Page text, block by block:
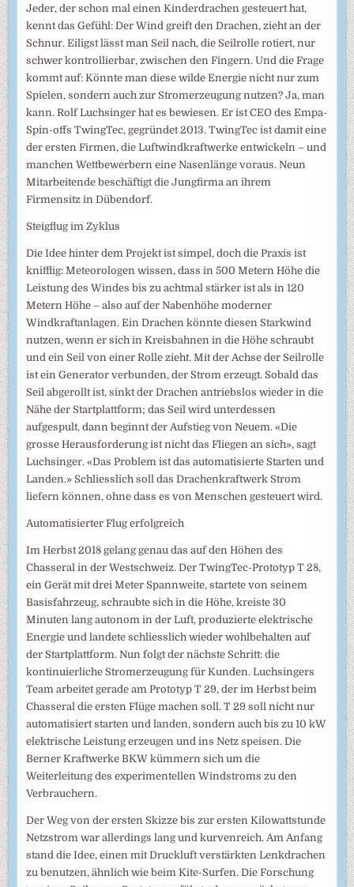
Jeder, der schon mal einen Kinderdrachen gesteuert hat,
kennt das Gefühl: Der Wind greift den Drachen, zieht an der
Schnur. Eiligst lässt man Seil nach, die Seilrolle rotiert, nur
schwer kontrollierbar, zwischen den Fingern. Und die Frage
kommt auf: Könnte man diese wilde Energie nicht nur zum
Spielen, sondern auch zur Stromerzeugung nutzen? Ja, man
kann. Rolf Luchsinger hat es bewiesen. Er ist CEO des Empa-
Spin-offs TwingTec, gegründet 2013. TwingTec ist damit eine
der ersten Firmen, die Luftwindkraftwerke entwickeln – und
manchen Wettbewerbern eine Nasenlänge voraus. Neun
Mitarbeitende beschäftigt die Jungfirma an ihrem
Firmensitz in Dübendorf.
Steigflug im Zyklus
Die Idee hinter dem Projekt ist simpel, doch die Praxis ist
knifflig: Meteorologen wissen, dass in 500 Metern Höhe die
Leistung des Windes bis zu achtmal stärker ist als in 120
Metern Höhe – also auf der Nabenhöhe moderner
Windkraftanlagen. Ein Drachen könnte diesen Starkwind
nutzen, wenn er sich in Kreisbahnen in die Höhe schraubt
und ein Seil von einer Rolle zieht. Mit der Achse der Seilrolle
ist ein Generator verbunden, der Strom erzeugt. Sobald das
Seil abgerollt ist, sinkt der Drachen antriebslos wieder in die
Nähe der Startplattform; das Seil wird unterdessen
aufgespult, dann beginnt der Aufstieg von Neuem. «Die
grosse Herausforderung ist nicht das Fliegen an sich», sagt
Luchsinger. «Das Problem ist das automatisierte Starten und
Landen.» Schliesslich soll das Drachenkraftwerk Strom
liefern können, ohne dass es von Menschen gesteuert wird.
Automatisierter Flug erfolgreich
Im Herbst 2018 gelang genau das auf den Höhen des
Chasseral in der Westschweiz. Der TwingTec-Prototyp T 28,
ein Gerät mit drei Meter Spannweite, startete von seinem
Basisfahrzeug, schraubte sich in die Höhe, kreiste 30
Minuten lang autonom in der Luft, produzierte elektrische
Energie und landete schliesslich wieder wohlbehalten auf
der Startplattform. Nun folgt der nächste Schritt: die
kontinuierliche Stromerzeugung für Kunden. Luchsingers
Team arbeitet gerade am Prototyp T 29, der im Herbst beim
Chasseral die ersten Flüge machen soll. T 29 soll nicht nur
automatisiert starten und landen, sondern auch bis zu 10 kW
elektrische Leistung erzeugen und ins Netz speisen. Die
Berner Kraftwerke BKW kümmern sich um die
Weiterleitung des experimentellen Windstroms zu den
Verbrauchern.
Der Weg von der ersten Skizze bis zur ersten Kilowattstunde
Netzstrom war allerdings lang und kurvenreich. Am Anfang
stand die Idee, einen mit Druckluft verstärkten Lenkdrachen
zu benutzen, ähnlich wie beim Kite-Surfen. Die Forschung